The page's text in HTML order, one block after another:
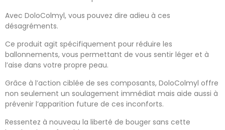
Avec DoloColmyl, vous pouvez dire adieu à ces
désagréments.
Ce produit agit spécifiquement pour réduire les
ballonnements, vous permettant de vous sentir léger et à
l’aise dans votre propre peau.
Grâce à l’action ciblée de ses composants, DoloColmyl offre
non seulement un soulagement immédiat mais aide aussi à
prévenir l’apparition future de ces inconforts.
Ressentez à nouveau la liberté de bouger sans cette